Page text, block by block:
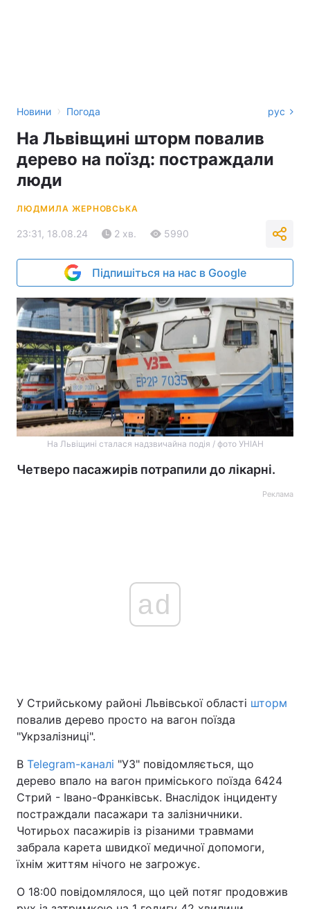
Новини › Погода рус
На Львівщині шторм повалив
дерево на поїзд: постраждали
люди
ЛЮДМИЛА ЖЕРНОВСЬКА
23:31, 18.08.24 2 хв. 5990
Підпишіться на нас в Google
На Львіщині сталася надзвичайна подія / фото УНІАН
Четверо пасажирів потрапили до лікарні.
Реклама
ad
У Стрийському районі Львівської області шторм
повалив дерево просто на вагон поїзда
"Укрзалізниці".
В Telegram-каналі "УЗ" повідомляється, що
дерево впало на вагон приміського поїзда 6424
Стрий - Івано-Франківськ. Внаслідок інциденту
постраждали пасажари та залізничники.
Чотирьох пасажирів із різаними травмами
забрала карета швидкої медичної допомоги,
їхнім життям нічого не загрожує.
О 18:00 повідомлялося, що цей потяг продовжив